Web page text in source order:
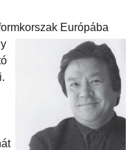
Európába